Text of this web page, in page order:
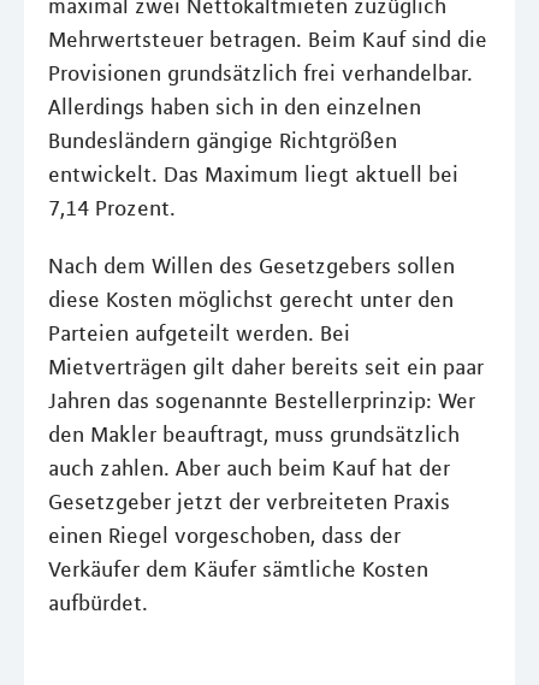
maximal zwei Nettokaltmieten zuzüglich
Mehrwertsteuer betragen. Beim Kauf sind die
Provisionen grundsätzlich frei verhandelbar.
Allerdings haben sich in den einzelnen
Bundesländern gängige Richtgrößen
entwickelt. Das Maximum liegt aktuell bei
7,14 Prozent.
Nach dem Willen des Gesetzgebers sollen
diese Kosten möglichst gerecht unter den
Parteien aufgeteilt werden. Bei
Mietverträgen gilt daher bereits seit ein paar
Jahren das sogenannte Bestellerprinzip: Wer
den Makler beauftragt, muss grundsätzlich
auch zahlen. Aber auch beim Kauf hat der
Gesetzgeber jetzt der verbreiteten Praxis
einen Riegel vorgeschoben, dass der
Verkäufer dem Käufer sämtliche Kosten
aufbürdet.